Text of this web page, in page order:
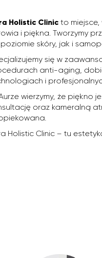
Holistic Clinic to
i piękna. Tworzymy
skóry, jak i
się w
anti-aging,
i
wierzymy, że piękno
oraz kameralną
Holistic Clinic – tu